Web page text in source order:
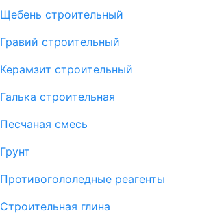
Щебень строительный
Гравий строительный
Керамзит строительный
Галька строительная
Песчаная смесь
Грунт
Противогололедные реагенты
Строительная глина